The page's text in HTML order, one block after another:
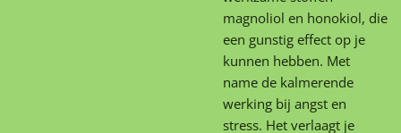
magnoliol en honokiol, die
een gunstig effect op je
kunnen hebben. Met
name de kalmerende
werking bij angst en
stress. Het verlaagt je